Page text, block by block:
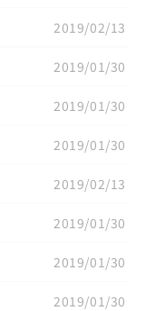
2019/02/13
2019/01/30
2019/01/30
2019/01/30
2019/02/13
2019/01/30
2019/01/30
2019/01/30